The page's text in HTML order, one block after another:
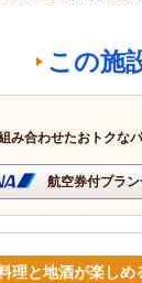
この施
み合わせたおトクな
航空券付プラ
理と地酒が楽しめ